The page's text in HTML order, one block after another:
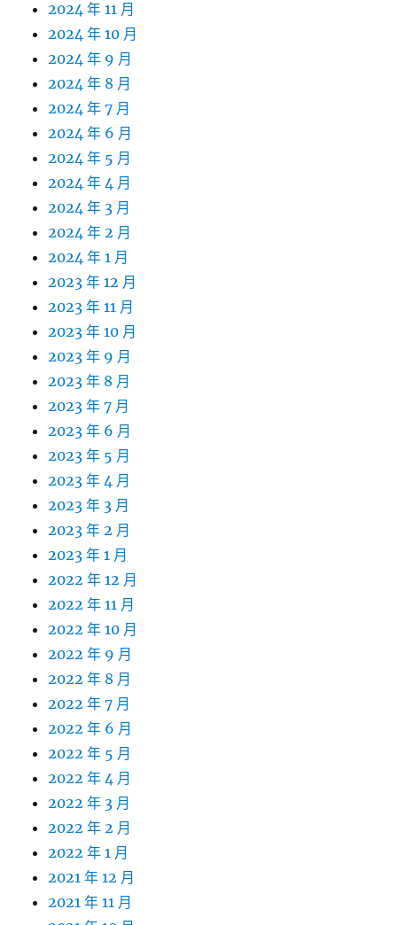
2024 年 11 月
2024 年 10 月
2024 年 9 月
2024 年 8 月
2024 年 7 月
2024 年 6 月
2024 年 5 月
2024 年 4 月
2024 年 3 月
2024 年 2 月
2024 年 1 月
2023 年 12 月
2023 年 11 月
2023 年 10 月
2023 年 9 月
2023 年 8 月
2023 年 7 月
2023 年 6 月
2023 年 5 月
2023 年 4 月
2023 年 3 月
2023 年 2 月
2023 年 1 月
2022 年 12 月
2022 年 11 月
2022 年 10 月
2022 年 9 月
2022 年 8 月
2022 年 7 月
2022 年 6 月
2022 年 5 月
2022 年 4 月
2022 年 3 月
2022 年 2 月
2022 年 1 月
2021 年 12 月
2021 年 11 月